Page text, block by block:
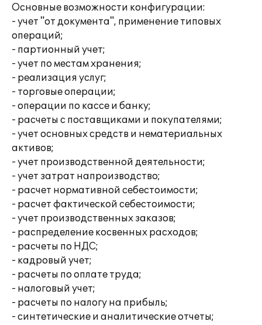
Основные возможности конфигурации:
- учет "от документа", применение типовых
операций;
- партионный учет;
- учет по местам хранения;
- реализация услуг;
- торговые операции;
- операции по кассе и банку;
- расчеты с поставщиками и покупателями;
- учет основных средств и нематериальных
активов;
- учет производственной деятельности;
- учет затрат напроизводство;
- расчет нормативной себестоимости;
- расчет фактической себестоимости;
- учет производственных заказов;
- распределение косвенных расходов;
- расчеты по НДС;
- кадровый учет;
- расчеты по оплате труда;
- налоговый учет;
- расчеты по налогу на прибыль;
- синтетические и аналитические отчеты;